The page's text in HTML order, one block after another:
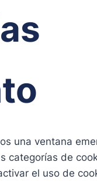
una ventana
categorías de
el uso de